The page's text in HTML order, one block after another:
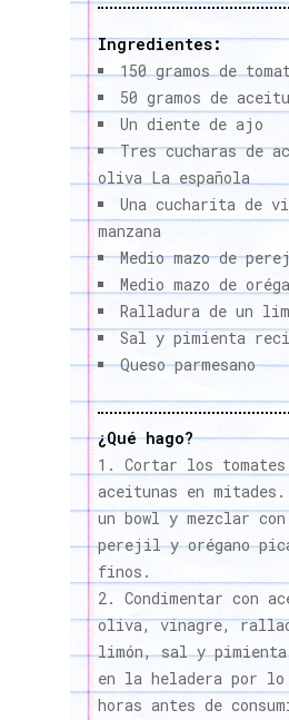
Ingredientes:
150 gramos de
50 gramos de
Un diente de ajo
Tres cucharas de
oliva La española
Una cucharita de
manzana
Medio mazo de
Medio mazo de
Ralladura de un
Sal y pimienta
Queso parmesano
¿Qué hago?
Cortar los
aceitunas en
un bowl y mezclar
perejil y orégano
finos.
Condimentar con
oliva, vinagre,
limón, sal y
en la heladera por lo
horas antes de